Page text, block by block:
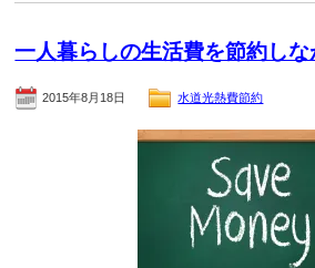
一人暮らしの生活費を節約し
2015年8月18日 水道光熱費節約